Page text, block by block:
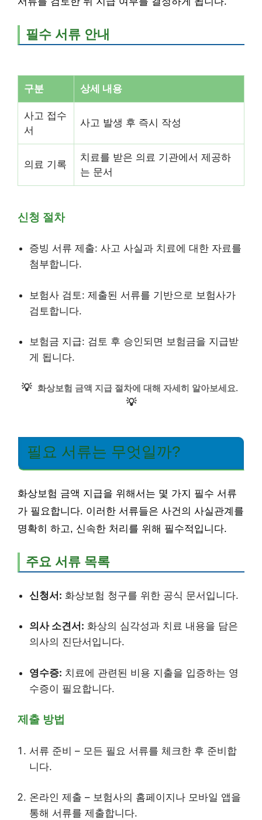
필수 서류 안내
구분 상세 내용
사고 접수
서
사고 발생 후 즉시 작성
의료 기록
치료를 받은 의료 기관에서 제공하
는 문서
신청 절차
증빙 서류 제출: 사고 사실과 치료에 대한 자료를
첨부합니다.
보험사 검토: 제출된 서류를 기반으로 보험사가
검토합니다.
보험금 지급: 검토 후 승인되면 보험금을 지급받
게 됩니다.
💡 화상보험 금액 지급 절차에 대해 자세히 알아보세요.
💡
필요 서류는 무엇일까?
화상보험 금액 지급을 위해서는 몇 가지 필수 서류
가 필요합니다. 이러한 서류들은 사건의 사실관계를
명확히 하고, 신속한 처리를 위해 필수적입니다.
주요 서류 목록
신청서: 화상보험 청구를 위한 공식 문서입니다.
의사 소견서: 화상의 심각성과 치료 내용을 담은
의사의 진단서입니다.
영수증: 치료에 관련된 비용 지출을 입증하는 영
수증이 필요합니다.
제출 방법
서류 준비 – 모든 필요 서류를 체크한 후 준비합
니다.
온라인 제출 – 보험사의 홈페이지나 모바일 앱을
통해 서류를 제출합니다.